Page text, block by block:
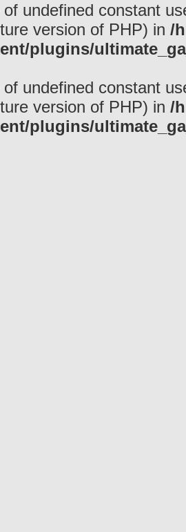
of undefined constant
version of PHP) in /
plugins/
of undefined constant
version of PHP) in /
plugins/